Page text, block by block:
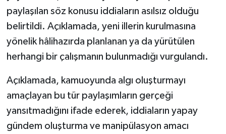
paylaşılan söz konusu iddiaların asılsız olduğu
belirtildi. Açıklamada, yeni illerin kurulmasına
yönelik hâlihazırda planlanan ya da yürütülen
herhangi bir çalışmanın bulunmadığı vurgulandı.
Açıklamada, kamuoyunda algı oluşturmayı
amaçlayan bu tür paylaşımların gerçeği
yansıtmadığını ifade ederek, iddiaların yapay
gündem oluşturma ve manipülasyon amacı